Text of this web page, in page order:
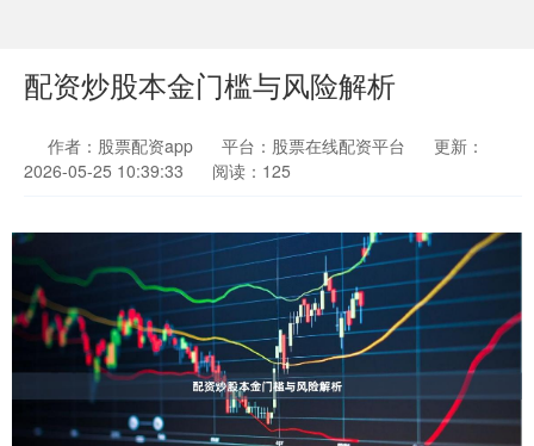
配资炒股本金门槛与风险解析
作者：股票配资app 平台：股票在线配资平台
更新：
2026-05-25 10:39:33
阅读：125